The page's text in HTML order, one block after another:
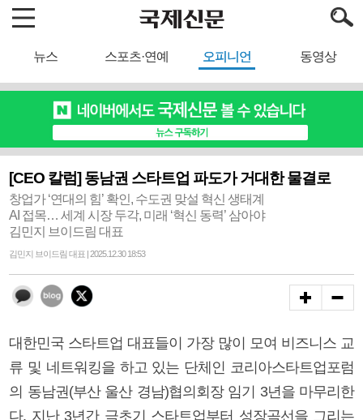
뉴스 스포츠·연예 오피니언 동영상
[CEO 칼럼] 동남권 스타트업 파도가 거대한 물결로
창업가 ‘연대의 힘’ 확인, 수도권 맞설 혁신 생태계
AI 접목… 세계 시장 두각, 미래 ‘혁신 동력’ 삼아야
김민지 브이드림 대표
김민지 브이드림 대표 | 2025.12.30 18:53
대한민국 스타트업 대표들이 가장 많이 모여 비즈니스 교
류 및 네트워킹을 하고 있는 단체인 코리아스타트업포럼
의 동남권(부산 울산 경남)협의회장 임기 3년을 마무리한
다. 지난 3년간 극초기 스타트업부터 성장곡선을 그리는